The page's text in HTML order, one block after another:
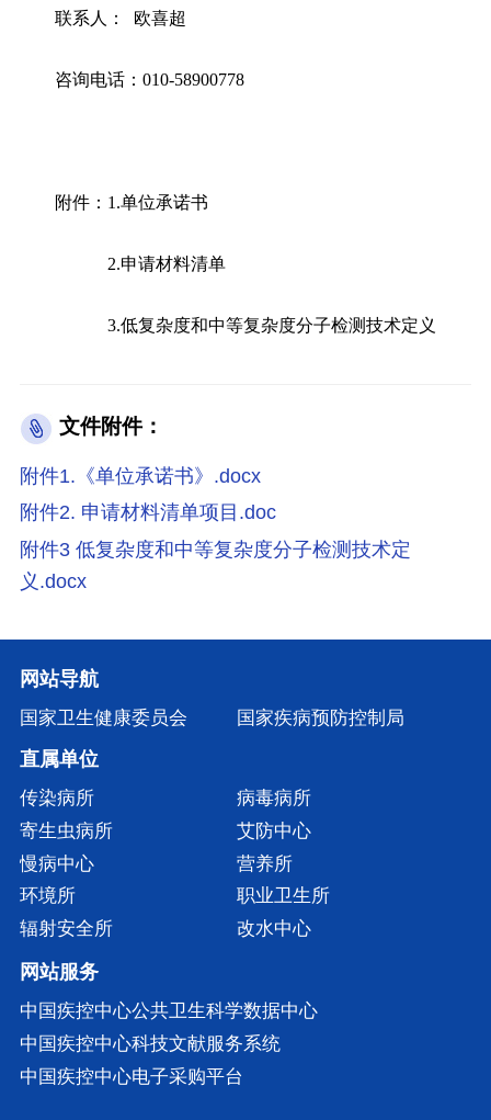
联系人： 欧喜超
咨询电话：010-58900778
附件：1.单位承诺书
2.申请材料清单
3.低复杂度和中等复杂度分子检测技术定义
文件附件：
附件1.《单位承诺书》.docx
附件2. 申请材料清单项目.doc
附件3 低复杂度和中等复杂度分子检测技术定
义.docx
网站导航
国家卫生健康委员会 国家疾病预防控制局
直属单位
传染病所
病毒病所
寄生虫病所
艾防中心
慢病中心
营养所
环境所
职业卫生所
辐射安全所
改水中心
网站服务
中国疾控中心公共卫生科学数据中心
中国疾控中心科技文献服务系统
中国疾控中心电子采购平台